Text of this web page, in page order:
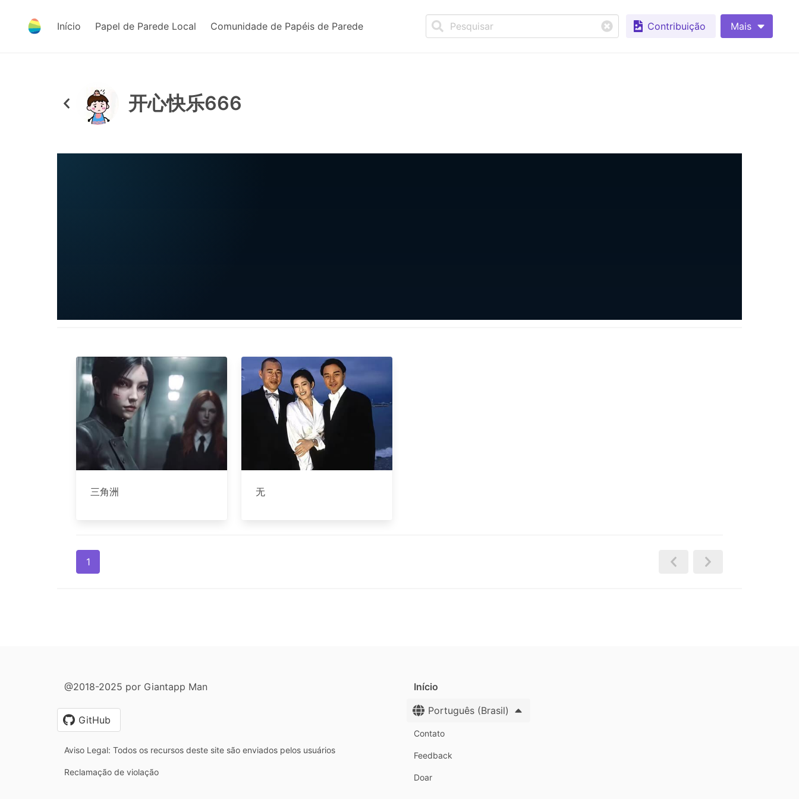
Início Papel de Parede Local Comunidade de Papéis de Parede Contribuição Mais
开心快乐666
三角洲 无
1
@2018-2025 por Giantapp Man
GitHub
Aviso Legal: Todos os recursos deste site são enviados pelos usuários
Reclamação de violação
Início
Português (Brasil)
Contato
Feedback
Doar